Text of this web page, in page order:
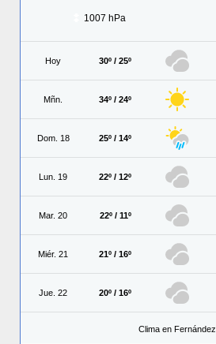
1007 hPa
Hoy 30º / 25º
Mñn. 34º / 24º
Dom. 18 25º / 14º
Lun. 19 22º / 12º
Mar. 20 22º / 11º
Miér. 21 21º / 16º
Jue. 22 20º / 16º
Clima en Fernández